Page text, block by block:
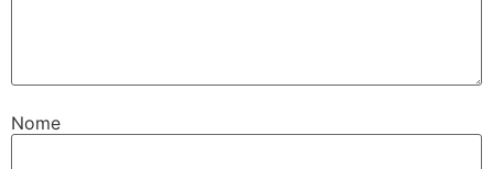
Nome